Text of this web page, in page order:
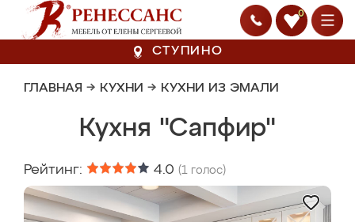
0
СТУПИНО
ГЛАВНАЯ → КУХНИ → КУХНИ ИЗ ЭМАЛИ
Кухня "Сапфир"
Рейтинг: 4.0 (1 голос)